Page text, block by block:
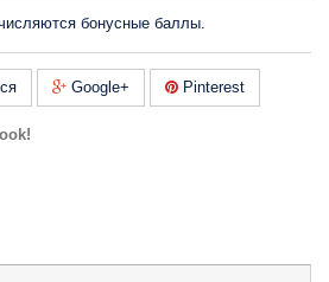
бонусные баллы.
Google+ Pinterest